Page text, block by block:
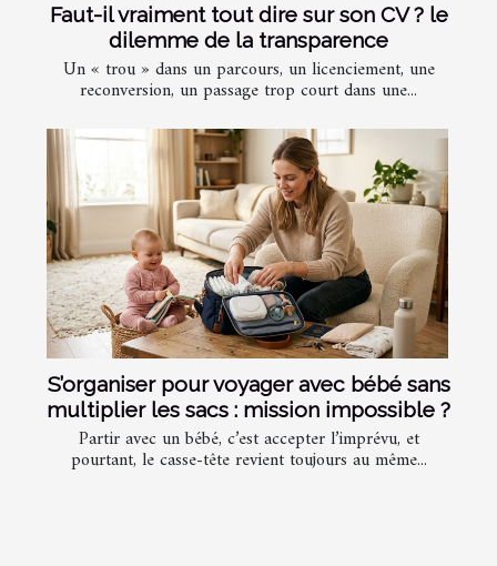
Faut-il vraiment tout dire sur son CV ? le
dilemme de la transparence
Un « trou » dans un parcours, un licenciement, une
reconversion, un passage trop court dans une...
S’organiser pour voyager avec bébé sans
multiplier les sacs : mission impossible ?
Partir avec un bébé, c’est accepter l’imprévu, et
pourtant, le casse-tête revient toujours au même...